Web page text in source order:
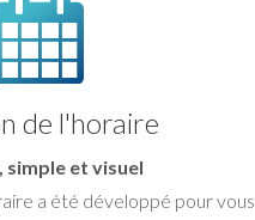
de l'horaire
simple et visuel
a été développé pour vous